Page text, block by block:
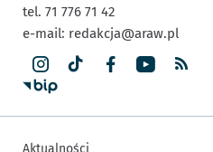
tel. 71 776 71 42
e-mail: redakcja@araw.pl